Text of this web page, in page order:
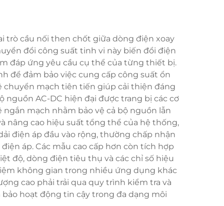
trò cầu nối then chốt giữa dòng điện xoay
đổi công suất tinh vi này biến đổi điện
đáp ứng yêu cầu cụ thể của từng thiết bị.
để đảm bảo việc cung cấp công suất ổn
chuyển mạch tiên tiến giúp cải thiện đáng
AC-DC hiện đại được trang bị các cơ
mạch nhằm bảo vệ cả bộ nguồn lẫn
nâng cao hiệu suất tổng thể của hệ thống,
điện áp đầu vào rộng, thường chấp nhận
áp. Các mẫu cao cấp hơn còn tích hợp
độ, dòng điện tiêu thụ và các chỉ số hiệu
không gian trong nhiều ứng dụng khác
cao phải trải qua quy trình kiểm tra và
hoạt động tin cậy trong đa dạng môi